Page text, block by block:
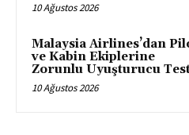
10 Ağustos 2026
Malaysia Airlines’dan
ve Kabin Ekiplerine
Zorunlu Uyuşturucu
10 Ağustos 2026